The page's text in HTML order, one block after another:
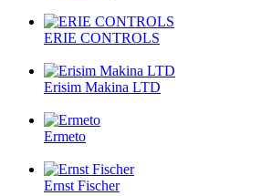
ERIE CONTROLS
Erisim Makina LTD
Ermeto
Ernst Fischer